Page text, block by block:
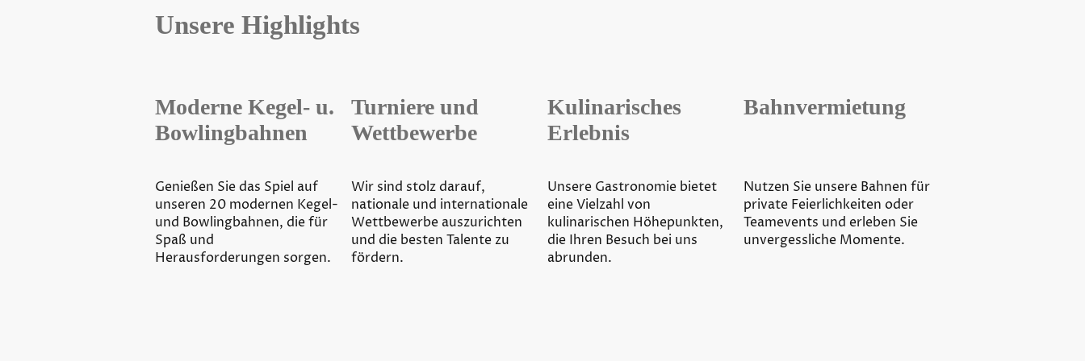
Unsere Highlights
Moderne Kegel- u.
Bowlingbahnen
Genießen Sie das Spiel auf
unseren 20 modernen Kegel-
und Bowlingbahnen, die für
Spaß und
Herausforderungen sorgen.
Turniere und
Wettbewerbe
Wir sind stolz darauf,
nationale und internationale
Wettbewerbe auszurichten
und die besten Talente zu
fördern.
Kulinarisches
Erlebnis
Unsere Gastronomie bietet
eine Vielzahl von
kulinarischen Höhepunkten,
die Ihren Besuch bei uns
abrunden.
Bahnvermietung
Nutzen Sie unsere Bahnen für
private Feierlichkeiten oder
Teamevents und erleben Sie
unvergessliche Momente.